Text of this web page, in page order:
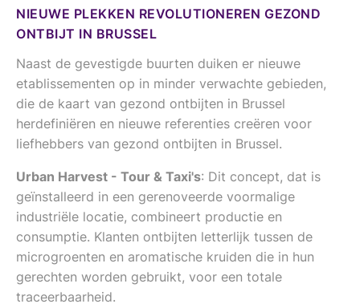
NIEUWE PLEKKEN REVOLUTIONEREN GEZOND
ONTBIJT IN BRUSSEL
Naast de gevestigde buurten duiken er nieuwe
etablissementen op in minder verwachte gebieden,
die de kaart van gezond ontbijten in Brussel
herdefiniëren en nieuwe referenties creëren voor
liefhebbers van gezond ontbijten in Brussel.
Urban Harvest - Tour & Taxi's: Dit concept, dat is
geïnstalleerd in een gerenoveerde voormalige
industriële locatie, combineert productie en
consumptie. Klanten ontbijten letterlijk tussen de
microgroenten en aromatische kruiden die in hun
gerechten worden gebruikt, voor een totale
traceerbaarheid.